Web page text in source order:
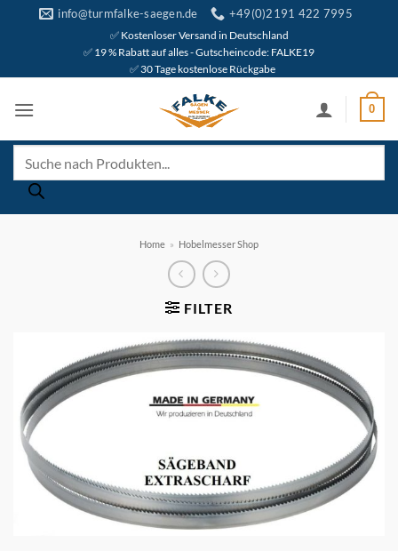
info@turmfalke-saegen.de +49(0)2191 422 7995
✅ Kostenloser Versand in Deutschland
✅ 19 % Rabatt auf alles - Gutscheincode: FALKE19
✅ 30 Tage kostenlose Rückgabe
0
search
Home » Hobelmesser Shop
FILTER